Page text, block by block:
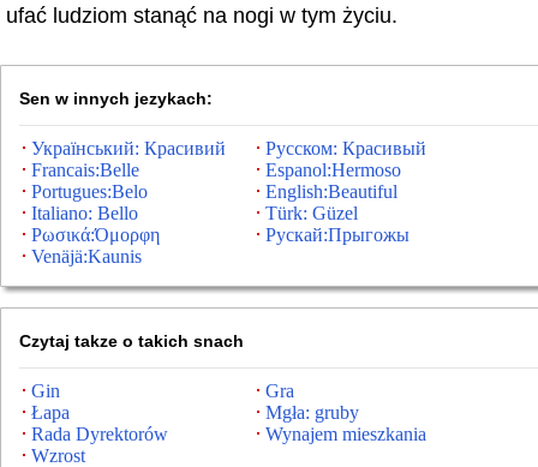
ufać ludziom stanąć na nogi w tym życiu.
Sen w innych jezykach:
Український: Красивий
Русском: Красивый
Francais:Belle
Espanol:Hermoso
Portugues:Belo
English:Beautiful
Italiano: Bello
Türk: Güzel
Ρωσικά:Όμορφη
Рускай:Прыгожы
Venäjä:Kaunis
Czytaj takze o takich snach
Gin
Gra
Łapa
Mgła: gruby
Rada Dyrektorów
Wynajem mieszkania
Wzrost